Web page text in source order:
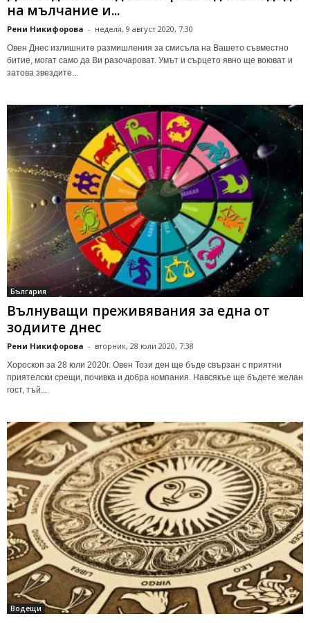
на мълчание и...
Рени Никифорова - неделя, 9 август 2020, 7:30
Овен Днес излишните размишления за смисъла на Вашето съвместно
битие, могат само да Ви разочароват. Умът и сърцето явно ще воюват и
затова звездите...
България
Вълнуващи преживявания за една от
зодиите днес
Рени Никифорова - вторник, 28 юли 2020, 7:38
Хороскоп за 28 юли 2020г. Овен Този ден ще бъде свързан с приятни
приятелски срещи, почивка и добра компания. Навсякъе ще бъдете желан
гост, тъй...
Водещи